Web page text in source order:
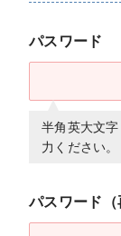
パスワード
半角英大文
力ください。
パスワード（